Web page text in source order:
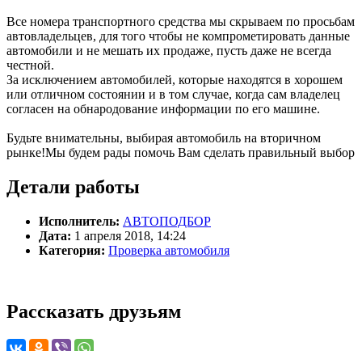
Все номера транспортного средства мы скрываем по просьбам
автовладельцев, для того чтобы не компрометировать данные
автомобили и не мешать их продаже, пусть даже не всегда
честной.
За исключением автомобилей, которые находятся в хорошем
или отличном состоянии и в том случае, когда сам владелец
согласен на обнародование информации по его машине.
Будьте внимательны, выбирая автомобиль на вторичном
рынке!Мы будем рады помочь Вам сделать правильный выбор
Детали работы
Исполнитель: АВТОПОДБОР
Дата: 1 апреля 2018, 14:24
Категория: Проверка автомобиля
Рассказать друзьям